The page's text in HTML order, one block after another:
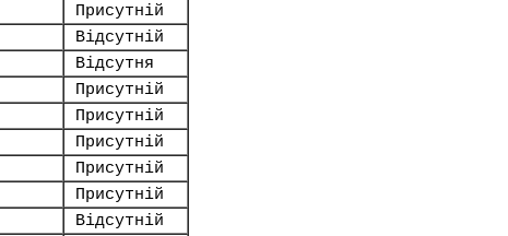
Присутній
Відсутній
Відсутня
Присутній
Присутній
Присутній
Присутній
Присутній
Відсутній